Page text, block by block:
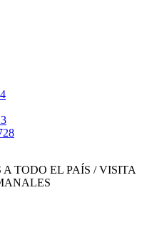
TODO EL PAÍS / VISITA